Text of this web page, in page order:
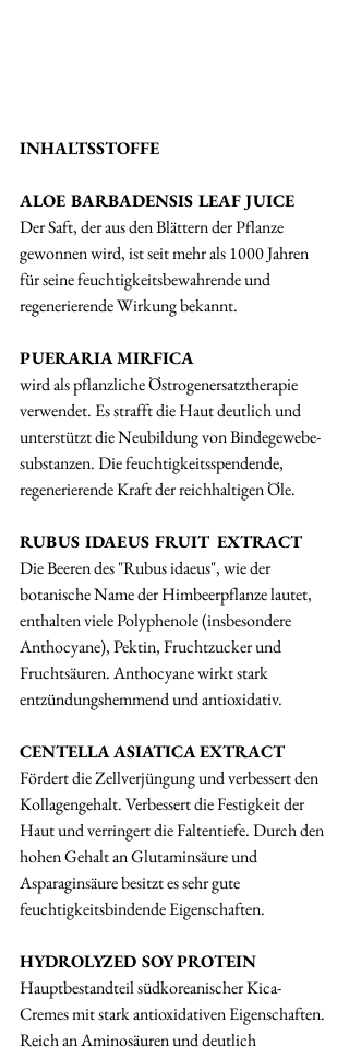
INHALTSSTOFFE
ALOE BARBADENSIS LEAF JUICE
Der Saft, der aus den Blättern der Pflanze
gewonnen wird, ist seit mehr als 1000 Jahren
für seine feuchtigkeitsbewahrende und
regenerierende Wirkung bekannt.
PUERARIA MIRFICA
wird als pflanzliche Östrogenersatztherapie
verwendet. Es strafft die Haut deutlich und
unterstützt die Neubildung von Bindegewebe-
substanzen. Die feuchtigkeitsspendende,
regenerierende Kraft der reichhaltigen Öle.
RUBUS IDAEUS FRUIT  EXTRACT
Die Beeren des "Rubus idaeus", wie der
botanische Name der Himbeerpflanze lautet,
enthalten viele Polyphenole (insbesondere
Anthocyane), Pektin, Fruchtzucker und
Fruchtsäuren. Anthocyane wirkt stark
entzündungshemmend und antioxidativ.
CENTELLA ASIATICA EXTRACT
Fördert die Zellverjüngung und verbessert den
Kollagengehalt. Verbessert die Festigkeit der
Haut und verringert die Faltentiefe. Durch den
hohen Gehalt an Glutaminsäure und
Asparaginsäure besitzt es sehr gute
feuchtigkeitsbindende Eigenschaften.
HYDROLYZED SOY PROTEIN
Hauptbestandteil südkoreanischer Kica-
Cremes mit stark antioxidativen Eigenschaften.
Reich an Aminosäuren und deutlich